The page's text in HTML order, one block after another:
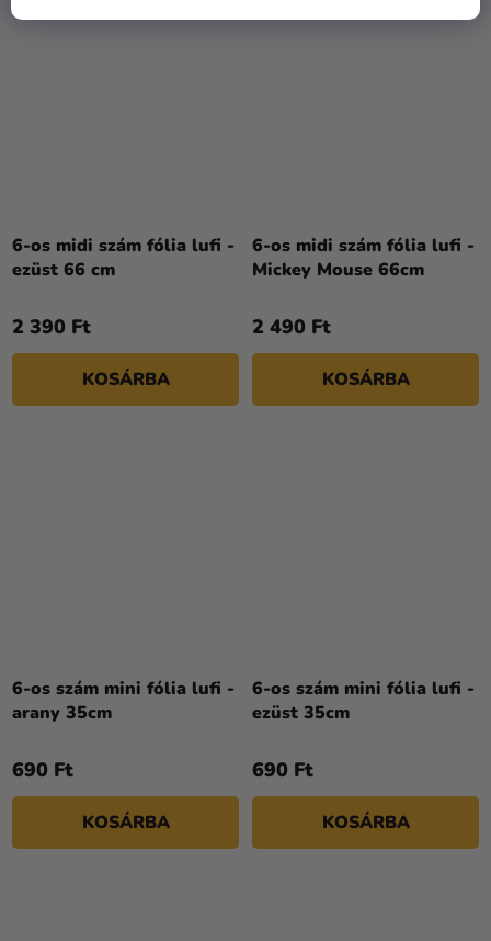
6-os midi szám fólia lufi -
ezüst 66 cm
2 390 Ft
KOSÁRBA
6-os midi szám fólia lufi -
Mickey Mouse 66cm
2 490 Ft
KOSÁRBA
6-os szám mini fólia lufi -
arany 35cm
690 Ft
KOSÁRBA
6-os szám mini fólia lufi -
ezüst 35cm
690 Ft
KOSÁRBA